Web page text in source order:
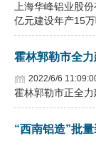
上海华峰铝业股
亿元建设年产15
霍林郭勒市全
2022/6/6
霍林郭勒市正全
“西南铝造”批